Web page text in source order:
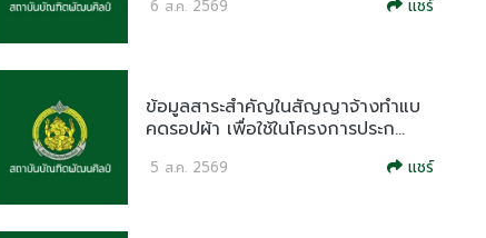
6 ส.ค. 2569 แชร์
ข้อมูลสาระสำคัญในสัญญาจ้างทำแบ
คดรอปผ้า เพื่อใช้ในโครงการประก...
5 ส.ค. 2569 แชร์